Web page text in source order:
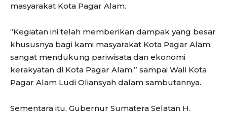
masyarakat Kota Pagar Alam.
“Kegiatan ini telah memberikan dampak yang besar
khususnya bagi kami masyarakat Kota Pagar Alam,
sangat mendukung pariwisata dan ekonomi
kerakyatan di Kota Pagar Alam,” sampai Wali Kota
Pagar Alam Ludi Oliansyah dalam sambutannya.
Sementara itu, Gubernur Sumatera Selatan H.